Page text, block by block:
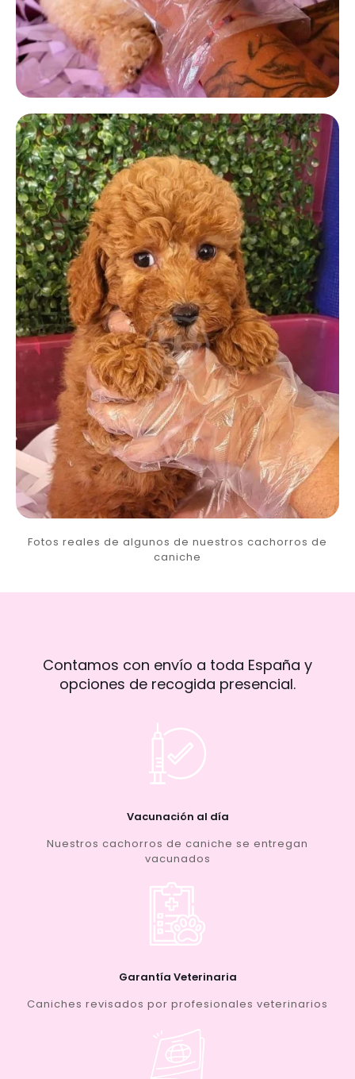
Fotos reales de algunos de nuestros cachorros de
caniche
Contamos con envío a toda España y
opciones de recogida presencial.
Vacunación al día
Nuestros cachorros de caniche se entregan
vacunados
Garantía Veterinaria
Caniches revisados por profesionales veterinarios